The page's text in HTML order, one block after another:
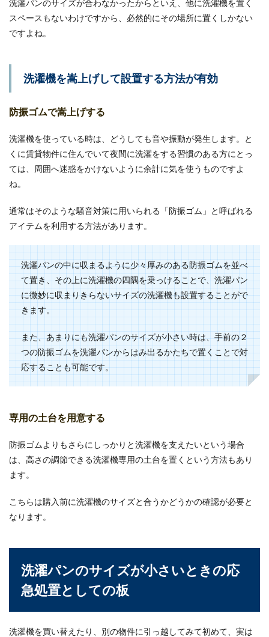
付け方をご紹介
顔でかい男性は帽子が似合わない？似
帽子はおしゃれアイテム！コーデに取り入れる
と、全体の印象にグッと違いが出ます。しかし 顔
でかい、頭が...
全身黒ファッションをださくみせない
ワントーンコーデはおしゃれの上級者という印象
がありますが、全身黒のファッションはいかかで
しょう。...
メンズの髪型で、おじさんにも似合う
髪型を知りたい
メンズの髪型をしようと思った時に、その人がし
たい髪型にすることが第一に思われますが、それ
ジーンズはベルトをしないとキマらな
い？ベルトの選び方
といます。でもジーンズこそベルトをしないとキ
髪型に悩む男性必見！40代になっても
若く見えるコツを教えます
くなってく...
洗濯パンのサイズが合わなかったからといえ、他に洗濯機を置く
スペースもないわけですから、必然的にその場所に置くしかない
ですよね。
洗濯機を嵩上げして設置する方法が有効
防振ゴムで嵩上げする
洗濯機を使っている時は、どうしても音や振動が発生します。と
くに賃貸物件に住んでいて夜間に洗濯をする習慣のある方にとっ
ては、周囲へ迷惑をかけないように余計に気を使うものですよ
ね。
通常はそのような騒音対策に用いられる「防振ゴム」と呼ばれる
アイテムを利用する方法があります。
洗濯パンの中に収まるように少々厚みのある防振ゴムを並べ
て置き、その上に洗濯機の四隅を乗っけることで、洗濯パン
に微妙に収まりきらないサイズの洗濯機も設置することがで
きます。
また、あまりにも洗濯パンのサイズが小さい時は、手前の２
つの防振ゴムを洗濯パンからはみ出るかたちで置くことで対
応することも可能です。
専用の土台を用意する
防振ゴムよりもさらにしっかりと洗濯機を支えたいという場合
は、高さの調節できる洗濯機専用の土台を置くという方法もあり
ます。
こちらは購入前に洗濯機のサイズと合うかどうかの確認が必要と
なります。
洗濯パンのサイズが小さいときの応
急処置としての板
洗濯機を買い替えたり、別の物件に引っ越してみて初めて、実は